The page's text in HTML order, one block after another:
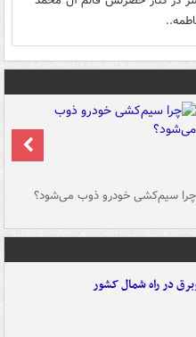
چرا سیم‌کشی خودرو ذوب می‌شود؟
در راه شمال کشور